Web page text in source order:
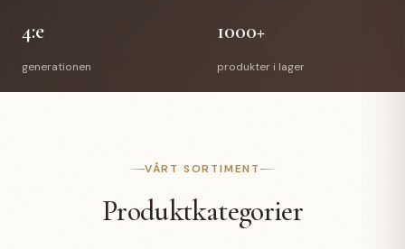
4:e
generationen
1000+
produkter i lager
VÅRT SORTIMENT
Produktkategorier